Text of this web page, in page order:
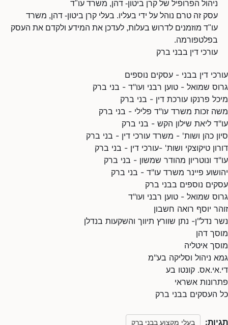
ניהול הפרופיל של קרן ביטון- דהן, משרד עו"ד
עסק זה טרם נוהל על ידי בעליו. בעלי קרן ביטון- דהן, משרד
עו"ד מוזמנים לדרוש בעלות, לעדכן את המידע ולקדם את העסק
בפלטפורמה.
עורכי דין בבני ברק
עורכי דין בבני - עסקים נוספים
גרוס שמואל - טוען רבני ועו"ד - בני ברק
מיכל פרנקו עורכת דין - בני ברק
משה זכות משרד עו"ד פלילי - בני ברק
עו"ד ליאת שילון הקש - בני ברק
סיון כהן ושות' - משרד עורכי דין - בני ברק
דורון טיקוצקי ושות' -עורכי דין - בני ברק
עו"ד ונוטריון מהודר שמשון - בני ברק
יהושוע פיינר משרד עו"ד - בני ברק
עסקים נוספים בבני ברק
גרוס שמואל - טוען רבני ועו"ד
זוהר יוסף רואה חשבון
נשר נדל"ן- נתן שוורץ תיווך והשקעות בנדלן
מוסך דהן
מוסך איטליה
גמא ניהול וסליקה בע"מ
די.אי.אס. קונטו בע
פתרונות אשראי
כל העסקים בבני ברק
תגיות: בעלי מקצוע בבני ברק